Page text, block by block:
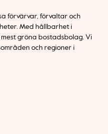
förvärvar, förvaltar och
Med hållbarhet i
gröna bostadsbolag. Vi
och regioner i